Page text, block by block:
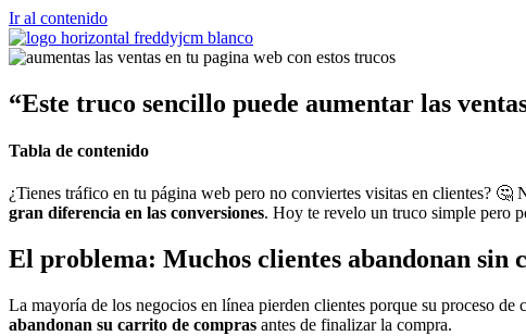
Ir al contenido
“Este truco sencillo puede aumentar las
Tabla de contenido
¿Tienes tráfico en tu página web pero no conviertes visitas en clientes? 🤔
gran diferencia en las conversiones. Hoy te revelo un truco simple pero
El problema: Muchos clientes abandonan sin
La mayoría de los negocios en línea pierden clientes porque su proceso de
abandonan su carrito de compras antes de finalizar la compra.